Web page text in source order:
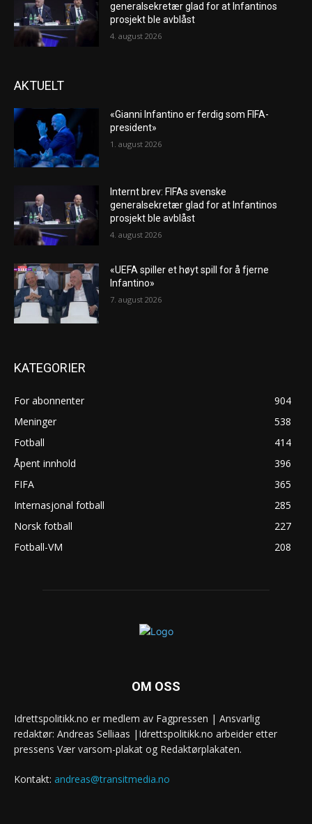
generalsekretær glad for at Infantinos
prosjekt ble avblåst
4. august 2026
AKTUELT
«Gianni Infantino er ferdig som FIFA-
president»
1. august 2026
Internt brev: FIFAs svenske
generalsekretær glad for at Infantinos
prosjekt ble avblåst
4. august 2026
«UEFA spiller et høyt spill for å fjerne
Infantino»
7. august 2026
KATEGORIER
For abonnenter
904
Meninger
538
Fotball
414
Åpent innhold
396
FIFA
365
Internasjonal fotball
285
Norsk fotball
227
Fotball-VM
208
OM OSS
Idrettspolitikk.no er medlem av Fagpressen | Ansvarlig
redaktør: Andreas Selliaas |Idrettspolitikk.no arbeider etter
pressens Vær varsom-plakat og Redaktørplakaten.
Kontakt: andreas@transitmedia.no